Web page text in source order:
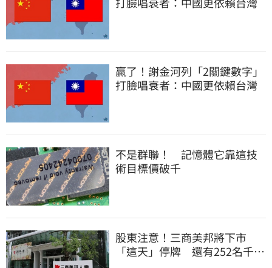
贏了！謝金河列「2關鍵數字」
打臉唱衰者：中國更依賴台灣
不是群聯！ 記憶體它靠這技
術目標價破千
股東注意！三商美邦將下市
「這天」停牌 還有252名千張